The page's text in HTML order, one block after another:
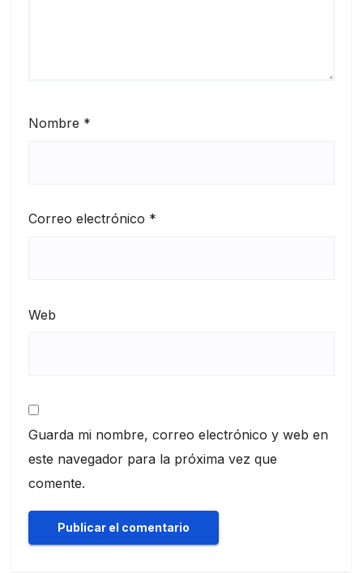
Nombre *
Correo electrónico *
Web
Guarda mi nombre, correo electrónico y web en
este navegador para la próxima vez que
comente.